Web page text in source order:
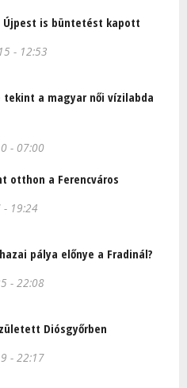
Újpest is büntetést kapott
- 12:53
tekint a magyar női vízilabda
- 07:00
otthon a Ferencváros
19:24
pálya előnye a Fradinál?
- 22:08
Diósgyőrben
- 22:17